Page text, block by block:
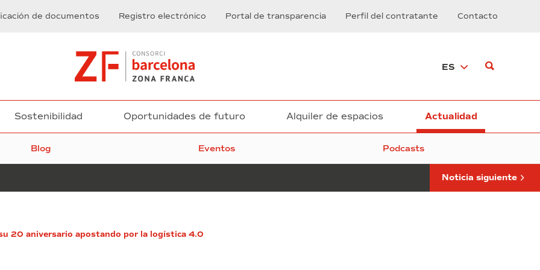
de documentos Registro electrónico Portal de transparencia Perfil del contratante Contacto
ES
Sostenibilidad Oportunidades de futuro Alquiler de espacios Actualidad
Blog Eventos Podcasts
cita
logística
en
Noticia siguiente
20 aniversario apostando por la logística 4.0
el